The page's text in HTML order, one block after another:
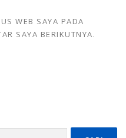
WEB SAYA PADA
SAYA BERIKUTNYA.